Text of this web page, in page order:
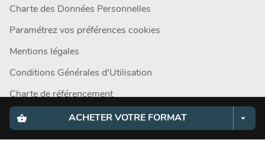
shopping_basket ACHETER VOTRE FORMAT arrow_drop_down
Charte des Données Personnelles
Paramétrez vos préférences cookies
Mentions légales
Conditions Générales d'Utilisation
Charte de référencement